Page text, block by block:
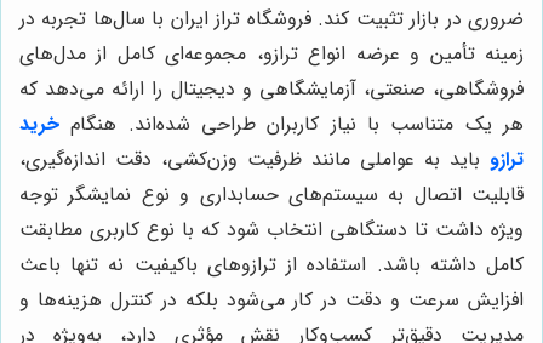
ضروری در بازار تثبیت کند. فروشگاه تراز ایران با سال‌ها تجربه در
زمینه تأمین و عرضه انواع ترازو، مجموعه‌ای کامل از مدل‌های
فروشگاهی، صنعتی، آزمایشگاهی و دیجیتال را ارائه می‌دهد که
هر یک متناسب با نیاز کاربران طراحی شده‌اند. هنگام خرید
ترازو باید به عواملی مانند ظرفیت وزن‌کشی، دقت اندازه‌گیری،
قابلیت اتصال به سیستم‌های حسابداری و نوع نمایشگر توجه
ویژه داشت تا دستگاهی انتخاب شود که با نوع کاربری مطابقت
کامل داشته باشد. استفاده از ترازوهای باکیفیت نه تنها باعث
افزایش سرعت و دقت در کار می‌شود بلکه در کنترل هزینه‌ها و
مدیریت دقیق‌تر کسب‌وکار نقش مؤثری دارد، به‌ویژه در